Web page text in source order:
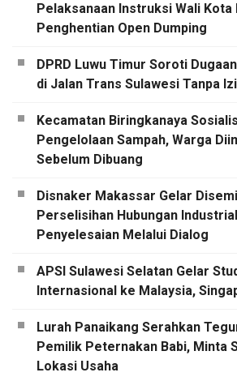
Pelaksanaan Instruksi Wali
Penghentian Open Dumping
DPRD Luwu Timur Soroti
di Jalan Trans Sulawesi Tanpa
Kecamatan Biringkanaya
Pengelolaan Sampah, Warga
Sebelum Dibuang
Disnaker Makassar Gelar
Perselisihan Hubungan
Penyelesaian Melalui Dialog
APSI Sulawesi Selatan Gelar
Internasional ke Malaysia,
Lurah Panaikang Serahkan
Pemilik Peternakan Babi, Minta
Lokasi Usaha